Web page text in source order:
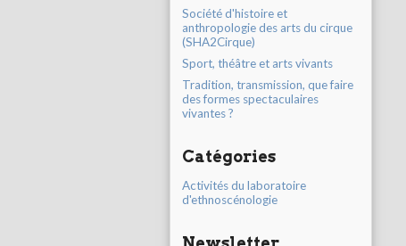
Société d'histoire et
anthropologie des arts du cirque
(SHA2Cirque)
Sport, théâtre et arts vivants
Tradition, transmission, que faire
des formes spectaculaires
vivantes ?
Catégories
Activités du laboratoire
d'ethnoscénologie